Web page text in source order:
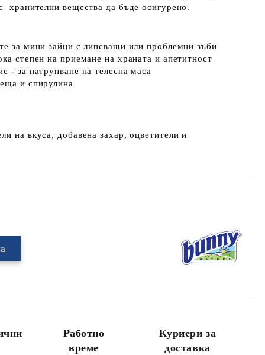
хранителни вещества да бъде осигурено.
за мини зайци с липсващи или проблемни зъби
степен на приемане на храната и апетитност
- за натрупване на телесна маса
и спирулина
на вкуса, добавена захар, оцветители и
Работно
време
Куриери за
доставка